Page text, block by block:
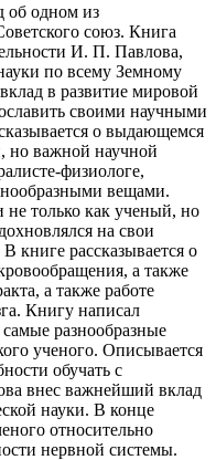
об одном из
союз. Книга
И. П. Павлова,
по всему Земному
в развитие мировой
своими научными
о выдающемся
но важной научной
физиологе,
вещами.
не только как ученый, но
на свои
рассказывается о
а также
а также работе
Книгу написал
разнообразные
ученого. Описывается
обучать с
внес важнейший вклад
науки. В конце
относительно
нервной системы.